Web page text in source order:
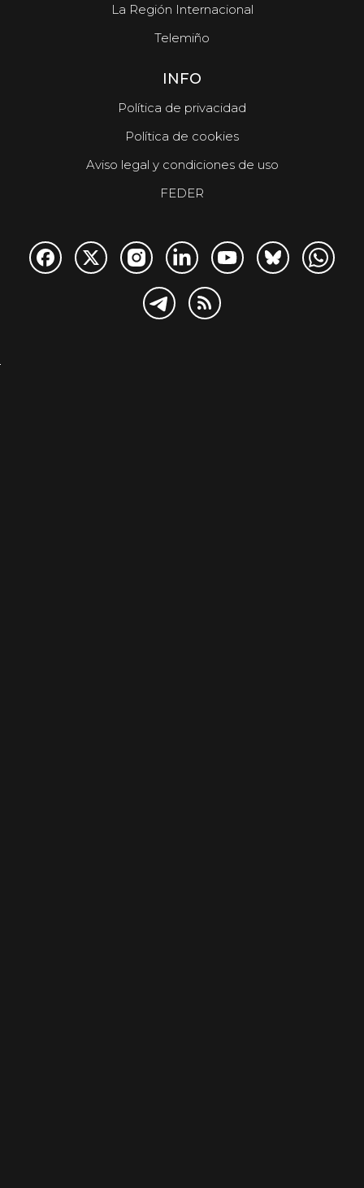
La Región Internacional
Telemiño
INFO
Política de privacidad
Política de cookies
Aviso legal y condiciones de uso
FEDER